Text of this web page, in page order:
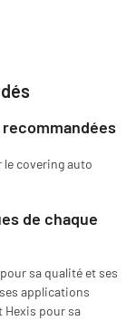
covering auto
de chaque
sa qualité et ses
applications
pour sa